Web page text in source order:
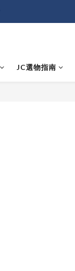
JC選物指南